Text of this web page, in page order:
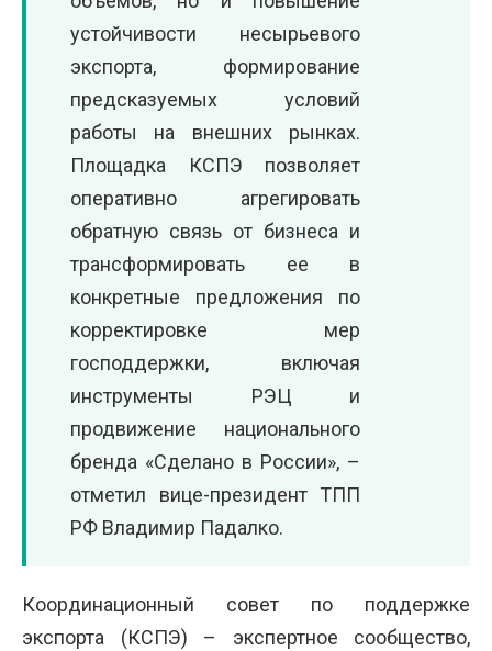
устойчивости несырьевого
экспорта, формирование
предсказуемых условий
работы на внешних рынках.
Площадка КСПЭ позволяет
оперативно агрегировать
обратную связь от бизнеса и
трансформировать ее в
конкретные предложения по
корректировке мер
господдержки, включая
инструменты РЭЦ и
продвижение национального
бренда «Сделано в России», –
отметил вице-президент ТПП
РФ Владимир Падалко.
Координационный совет по поддержке
экспорта (КСПЭ) – экспертное сообщество,